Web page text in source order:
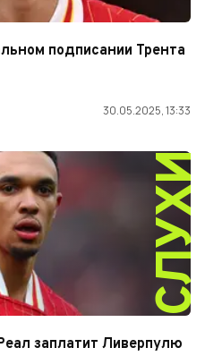
подписании Трента
30.05.2025, 13:33
заплатит Ливерпулю